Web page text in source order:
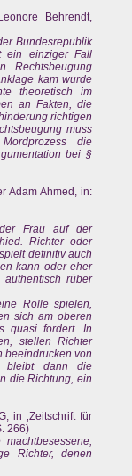
Behrendt,
Bundesrepublik
ein einziger Fall
Rechtsbeugung
kam wurde
theoretisch im
an Fakten, die
richtigen
muss
die
bei §
Adam Ahmed, in:
Frau auf der
Richter oder
definitiv auch
kann oder eher
rüber
Rolle spielen,
sich am oberen
quasi fordert. In
stellen Richter
beeindrucken von
bleibt dann die
die Richtung, ein
in ‚Zeitschrift für
266)
Richter, denen